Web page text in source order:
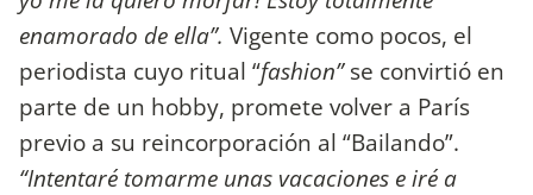
enamorado de ella”. Vigente como pocos, el
periodista cuyo ritual “fashion”se convirtió en
parte de un hobby, promete volver a París
previo a su reincorporación al “Bailando”.
“Intentaré tomarme unas vacaciones e iré a